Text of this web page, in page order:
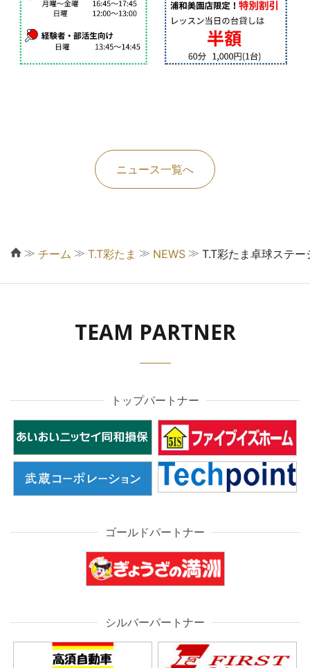
ニュース一覧へ
≫ チーム ≫ T.T彩たま ≫ NEWS ≫ T.T彩たま卓球ステ
TEAM PARTNER
トップパートナー
ゴールドパートナー
シルバーパートナー